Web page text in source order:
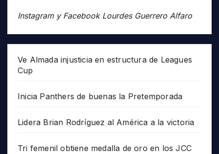
Instagram y Facebook Lourdes Guerrero Alfaro
Ve Almada injusticia en estructura de Leagues
Cup
Inicia Panthers de buenas la Pretemporada
Lidera Brian Rodríguez al América a la victoria
Tri femenil obtiene medalla de oro en los JCC